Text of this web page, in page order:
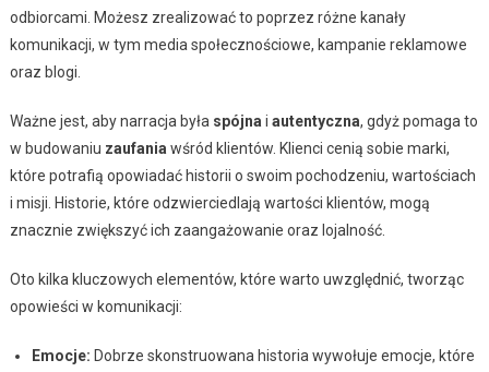
odbiorcami. Możesz zrealizować to poprzez różne kanały
komunikacji, w tym media społecznościowe, kampanie reklamowe
oraz blogi.
Ważne jest, aby narracja była spójna i autentyczna, gdyż pomaga to
w budowaniu zaufania wśród klientów. Klienci cenią sobie marki,
które potrafią opowiadać historii o swoim pochodzeniu, wartościach
i misji. Historie, które odzwierciedlają wartości klientów, mogą
znacznie zwiększyć ich zaangażowanie oraz lojalność.
Oto kilka kluczowych elementów, które warto uwzględnić, tworząc
opowieści w komunikacji:
Emocje: Dobrze skonstruowana historia wywołuje emocje, które